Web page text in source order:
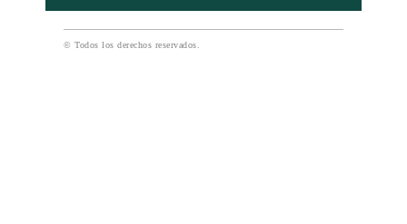
© Todos los derechos reservados.